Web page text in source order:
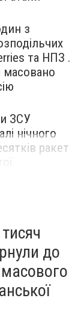
з
та НПЗ .
масовано
ЗСУ
нічного
ракет
до